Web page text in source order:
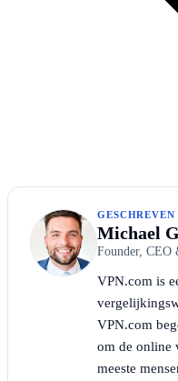
GESCHREVEN
Michael
Founder, CEO
VPN.com is
VPN.com
om de online
meeste